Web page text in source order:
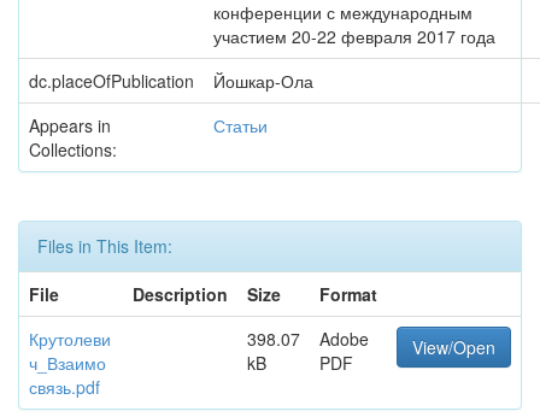
конференции с международным
участием 20-22 февраля 2017 года
dc.placeOfPublication
Йошкар-Ола
Appears in
Collections:
Статьи
Files in This Item:
File
Description Size
Format
Крутолеви
ч_Взаимо
связь.pdf
398.07
kB
Adobe
PDF
View/Open